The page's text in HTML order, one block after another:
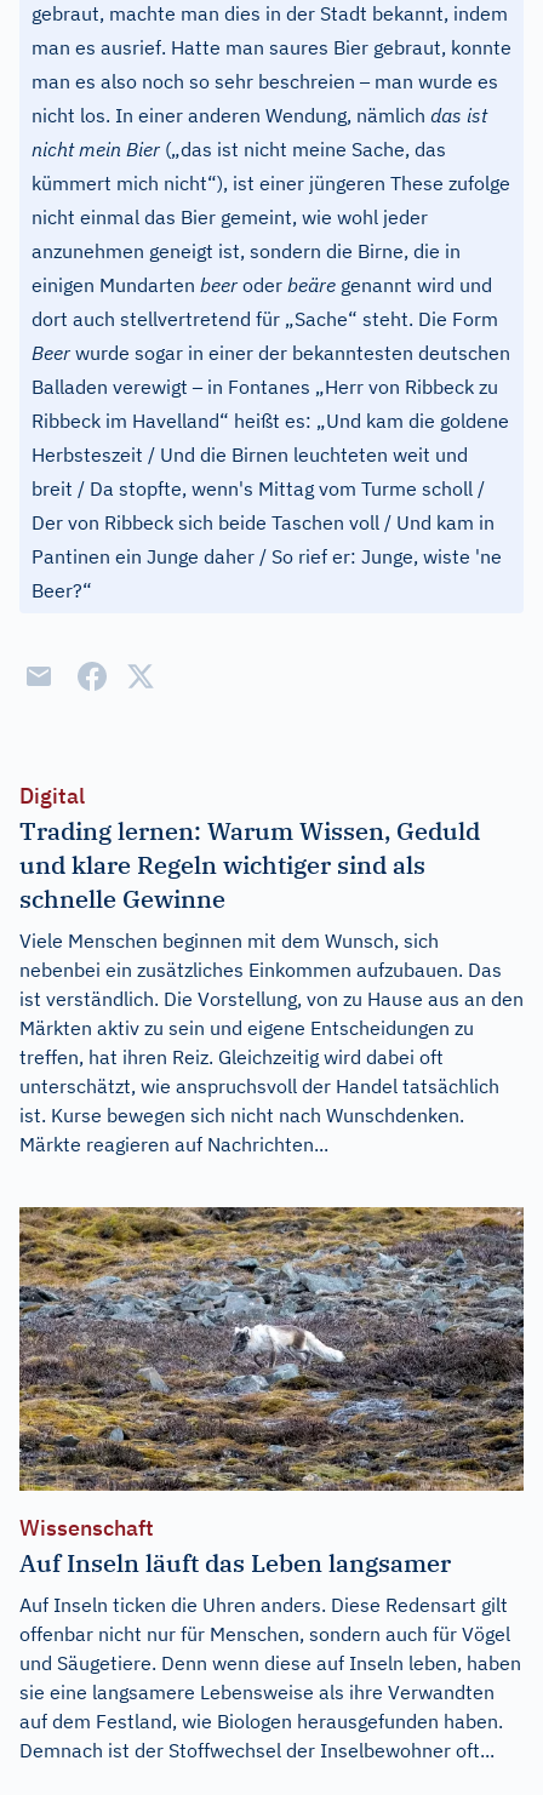
gebraut, machte man dies in der Stadt bekannt, indem
man es ausrief. Hatte man saures Bier gebraut, konnte
man es also noch so sehr beschreien – man wurde es
nicht los. In einer anderen Wendung, nämlich das ist
nicht mein Bier („das ist nicht meine Sache, das
kümmert mich nicht“), ist einer jüngeren These zufolge
nicht einmal das Bier gemeint, wie wohl jeder
anzunehmen geneigt ist, sondern die Birne, die in
einigen Mundarten beer oder beäre genannt wird und
dort auch stellvertretend für „Sache“ steht. Die Form
Beer wurde sogar in einer der bekanntesten deutschen
Balladen verewigt – in Fontanes „Herr von Ribbeck zu
Ribbeck im Havelland“ heißt es: „Und kam die goldene
Herbsteszeit / Und die Birnen leuchteten weit und
breit / Da stopfte, wenn's Mittag vom Turme scholl /
Der von Ribbeck sich beide Taschen voll / Und kam in
Pantinen ein Junge daher / So rief er: Junge, wiste 'ne
Beer?“
Digital
Trading lernen: Warum Wissen, Geduld
und klare Regeln wichtiger sind als
schnelle Gewinne
Viele Menschen beginnen mit dem Wunsch, sich
nebenbei ein zusätzliches Einkommen aufzubauen. Das
ist verständlich. Die Vorstellung, von zu Hause aus an den
Märkten aktiv zu sein und eigene Entscheidungen zu
treffen, hat ihren Reiz. Gleichzeitig wird dabei oft
unterschätzt, wie anspruchsvoll der Handel tatsächlich
ist. Kurse bewegen sich nicht nach Wunschdenken.
Märkte reagieren auf Nachrichten...
Wissenschaft
Auf Inseln läuft das Leben langsamer
Auf Inseln ticken die Uhren anders. Diese Redensart gilt
offenbar nicht nur für Menschen, sondern auch für Vögel
und Säugetiere. Denn wenn diese auf Inseln leben, haben
sie eine langsamere Lebensweise als ihre Verwandten
auf dem Festland, wie Biologen herausgefunden haben.
Demnach ist der Stoffwechsel der Inselbewohner oft...